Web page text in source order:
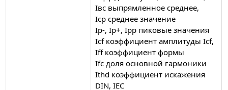
Iвс выпрямленное среднее,
Iср среднее значение
Ip-, Ip+, Ipp пиковые значения
Icf коэффициент амплитуды Icf,
Iff коэффициент формы
Ifc доля основной гармоники
Ithd коэффициент искажения
DIN, IEC